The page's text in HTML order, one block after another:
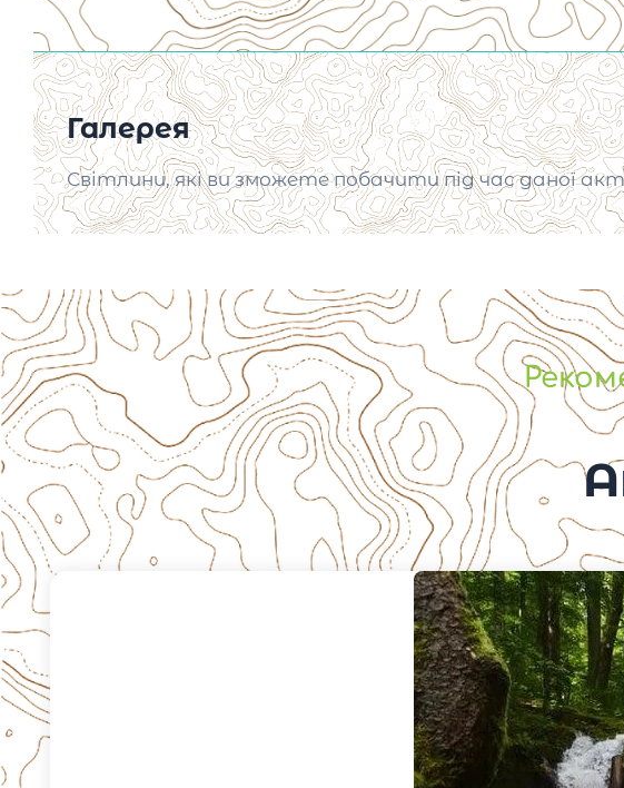
Галерея
Світлини, які ви зможете побачити під час даної